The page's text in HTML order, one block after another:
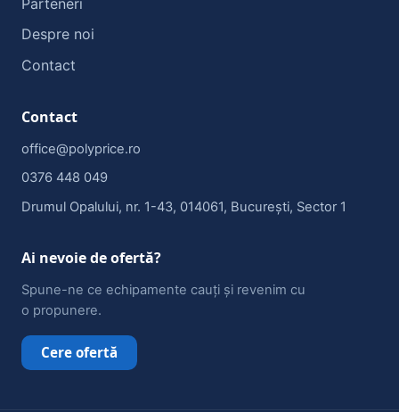
Despre noi
Contact
Contact
office@polyprice.ro
0376 448 049
Drumul Opalului, nr. 1-43, 014061, București, Sector 1
Ai nevoie de ofertă?
Spune-ne ce echipamente cauți și revenim cu
o propunere.
Cere ofertă